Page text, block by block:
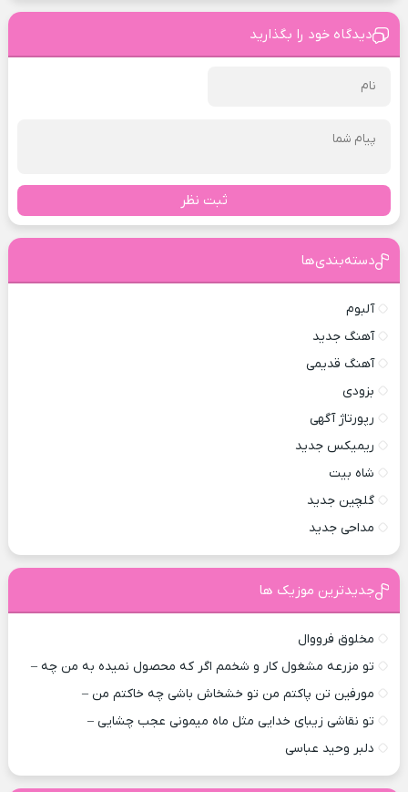
دیدگاه خود را بگذارید
ثبت نظر
دسته‌بندی‌ها
آلبوم
آهنگ جدید
آهنگ قدیمی
بزودی
رپورتاژ آگهی
ریمیکس جدید
شاه بیت
گلچین جدید
مداحی جدید
جدیدترین موزیک ها
مخلوق فرووال
تو مزرعه مشغول کار و شخمم اگر که محصول نمیده به من چه –
مورفین تن پاکتم من تو خشخاش باشی چه خاکتم من –
تو نقاشی زیبای خدایی مثل ماه میمونی عجب چشایی –
دلبر وحید عباسی